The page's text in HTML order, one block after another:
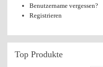
Benutzername vergessen?
Registrieren
Top Produkte